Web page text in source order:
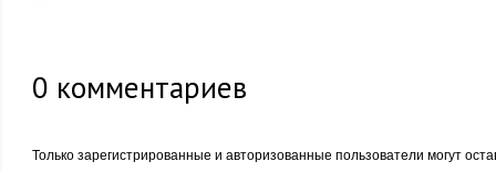
0 комментариев
Только зарегистрированные и авторизованные пользователи могут